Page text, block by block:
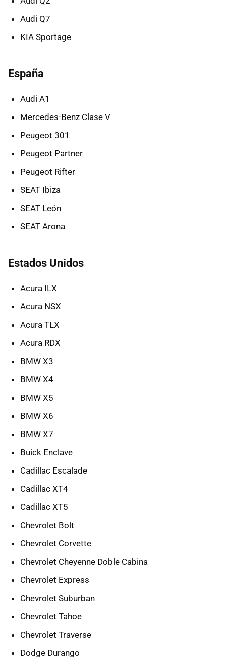
Audi Q7
KIA Sportage
España
Audi A1
Mercedes-Benz Clase V
Peugeot 301
Peugeot Partner
Peugeot Rifter
SEAT Ibiza
SEAT León
SEAT Arona
Estados Unidos
Acura ILX
Acura NSX
Acura TLX
Acura RDX
BMW X3
BMW X4
BMW X5
BMW X6
BMW X7
Buick Enclave
Cadillac Escalade
Cadillac XT4
Cadillac XT5
Chevrolet Bolt
Chevrolet Corvette
Chevrolet Cheyenne Doble Cabina
Chevrolet Express
Chevrolet Suburban
Chevrolet Tahoe
Chevrolet Traverse
Dodge Durango